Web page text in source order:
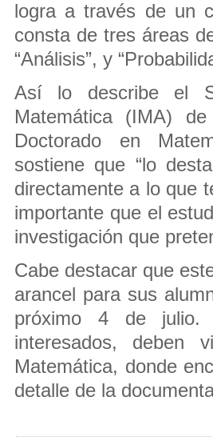
logra a través de un
consta de tres áreas
“Análisis”, y
Así lo describe el
Matemática (IMA)
Doctorado en
sostiene que “lo
directamente a lo que
importante que el
investigación que
Cabe destacar que
arancel para sus
próximo 4 de julio.
interesados, deben
Matemática, donde
detalle de la